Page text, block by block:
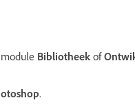
Bibliotheek of
.